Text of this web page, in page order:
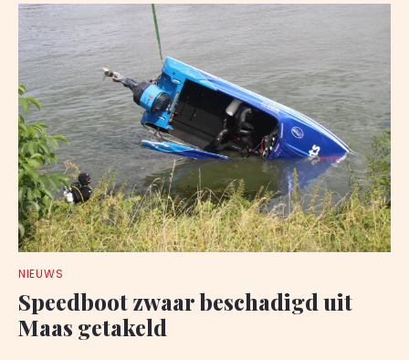
NIEUWS
Speedboot zwaar beschadigd uit
Maas getakeld